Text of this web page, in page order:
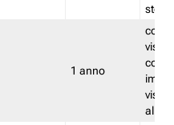
1 anno